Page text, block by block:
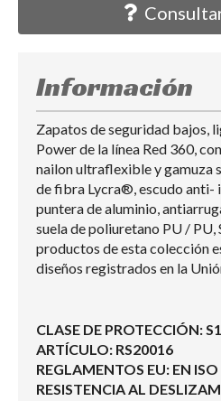
Información
Zapatos de seguridad bajos,
Power de la línea Red 360,
nailon ultraflexible y gamuza
de fibra Lycra®, escudo anti-
puntera de aluminio,
suela de poliuretano PU / PU,
productos de esta colección
diseños registrados en la
CLASE DE PROTECCIÓN:
ARTÍCULO: RS20016
REGLAMENTOS EU: EN
RESISTENCIA AL